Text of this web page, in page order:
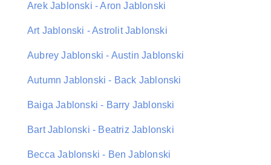
Arek Jablonski - Aron Jablonski
Art Jablonski - Astrolit Jablonski
Aubrey Jablonski - Austin Jablonski
Autumn Jablonski - Back Jablonski
Baiga Jablonski - Barry Jablonski
Bart Jablonski - Beatriz Jablonski
Becca Jablonski - Ben Jablonski